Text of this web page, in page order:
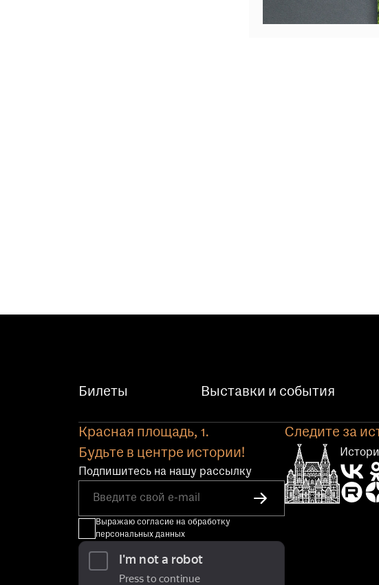
Билеты Выставки и события
Красная площадь, 1.
Будьте в центре истории!
Подпишитесь на нашу рассылку
Выражаю согласие на обработку
персональных данных
Следите за